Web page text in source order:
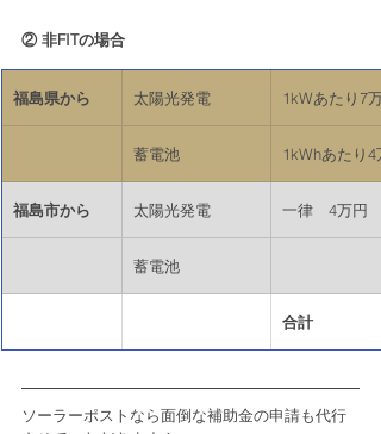
② 非FITの場合
福島県から 太陽光発電 1kWあたり7
​蓄電池 ​1kWhあたり4
福島市から ​太陽光発電 一律　4万円
蓄電池
合計
ソーラーポストなら面倒な補助金の申請も代行